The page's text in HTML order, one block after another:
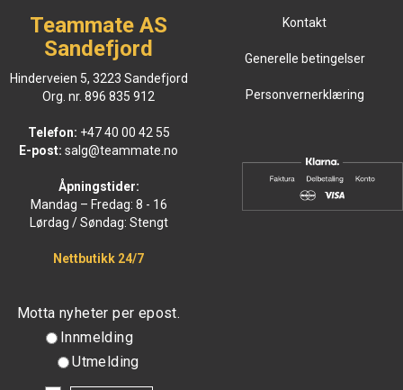
Teammate AS
Sandefjord
Hinderveien 5, 3223 Sandefjord
Org. nr. 896 835 912
Telefon: +47 40 00 42 55
E-post: salg@teammate.no
Åpningstider:
Mandag – Fredag: 8 - 16
Lørdag / Søndag: Stengt
Nettbutikk 24/7
Kontakt
Generelle betingelser
Personvernerklæring
Motta nyheter per epost.
Innmelding
Utmelding